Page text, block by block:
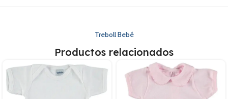
Treboll Bebé
Productos relacionados